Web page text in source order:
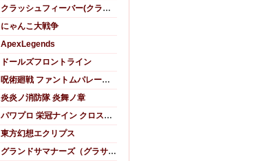
クラッシュフィーバー(クラフィ)
にゃんこ大戦争
ApexLegends
ドールズフロントライン
呪術廻戦 ファントムパレード(ファンパレ)
炎炎ノ消防隊 炎舞ノ章
パワプロ 栄冠ナイン クロスロード (栄冠クロス)
東方幻想エクリプス
グランドサマナーズ（グラサマ）